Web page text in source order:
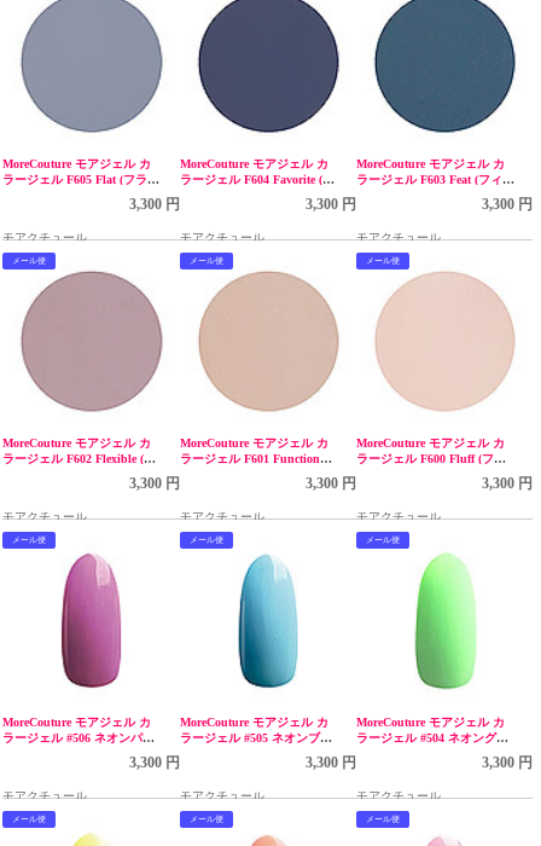
MoreCouture モアジェル カ
ラージェル F605 Flat (フラッ
3,300 円
モアクチュール
MoreCouture モアジェル カ
ラージェル F604 Favorite (フ
3,300 円
モアクチュール
MoreCouture モアジェル カ
ラージェル F603 Feat (フィー
3,300 円
モアクチュール
メール便
MoreCouture モアジェル カ
ラージェル F602 Flexible (フ
3,300 円
モアクチュール
メール便
MoreCouture モアジェル カ
ラージェル F601 Function
3,300 円
モアクチュール
メール便
MoreCouture モアジェル カ
ラージェル F600 Fluff (フラ
3,300 円
モアクチュール
メール便
MoreCouture モアジェル カ
ラージェル #506 ネオンパー
3,300 円
モアクチュール
メール便
MoreCouture モアジェル カ
ラージェル #505 ネオンブル
3,300 円
モアクチュール
メール便
MoreCouture モアジェル カ
ラージェル #504 ネオングリ
3,300 円
モアクチュール
メール便 メール便 メール便